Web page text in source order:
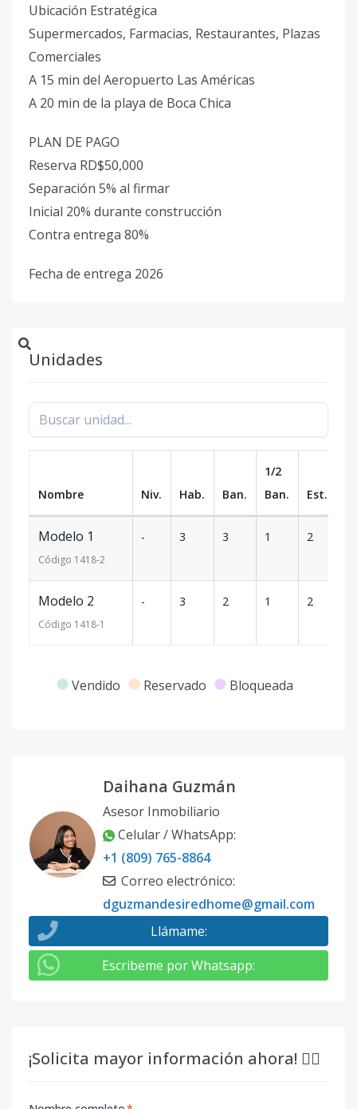
Ubicación Estratégica
Supermercados, Farmacias, Restaurantes, Plazas
Comerciales
A 15 min del Aeropuerto Las Américas
A 20 min de la playa de Boca Chica
PLAN DE PAGO
Reserva RD$50,000
Separación 5% al firmar
Inicial 20% durante construcción
Contra entrega 80%
Fecha de entrega 2026
Unidades
Nombre Niv. Hab. Ban.
1/2
Ban.
Est.
Modelo 1
Código 1418-2
- 3 3 1 2
Modelo 2
Código 1418-1
- 3 2 1 2
Vendido Reservado Bloqueada
Daihana Guzmán
Asesor Inmobiliario
Celular / WhatsApp:
+1 (809) 765-8864
Correo electrónico:
dguzmandesiredhome@gmail.com
Llámame:
Escribeme por Whatsapp:
¡Solicita mayor información ahora! 👇🏽